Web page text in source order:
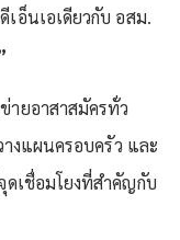
อ็นเอเดียวกับ อสม.
ายอาสาสมัครทั่ว
างแผนครอบครัว และ
ดเชื่อมโยงที่สำคัญกับ